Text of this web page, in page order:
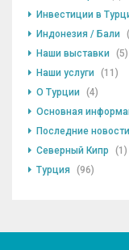
Инвестиции в
Индонезия / Бали
Наши выставки
(5)
Наши услуги
(11)
О Турции
(4)
Основная
Последние
Северный Кипр
(1)
Турция
(96)